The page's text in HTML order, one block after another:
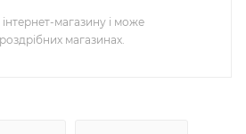
магазину і може
роздрібних магазинах.